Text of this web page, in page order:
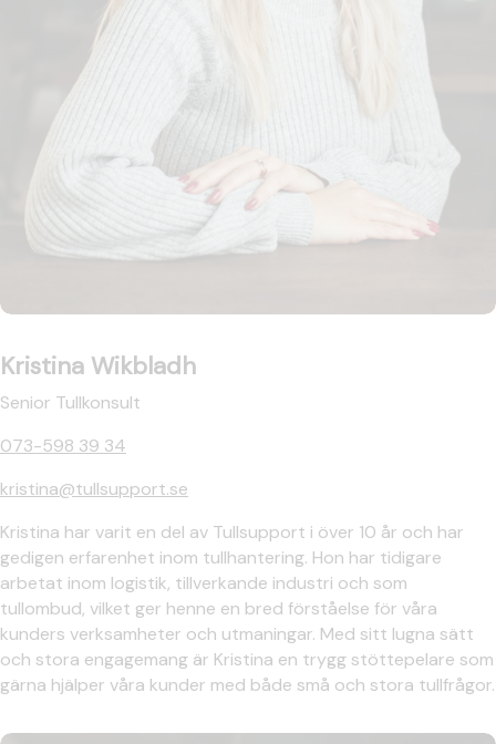
Kristina Wikbladh
Senior Tullkonsult
073-598 39 34
kristina@tullsupport.se
Kristina har varit en del av Tullsupport i över 10 år och har
gedigen erfarenhet inom tullhantering. Hon har tidigare
arbetat inom logistik, tillverkande industri och som
tullombud, vilket ger henne en bred förståelse för våra
kunders verksamheter och utmaningar. Med sitt lugna sätt
och stora engagemang är Kristina en trygg stöttepelare som
gärna hjälper våra kunder med både små och stora tullfrågor.